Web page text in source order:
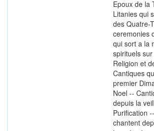
Epoux de la
Litanies qui
des Quatre-
ceremonies
qui sort a la
spirituels
Religion et
Cantiques
premier
Noel --
depuis la
Purification
chantent